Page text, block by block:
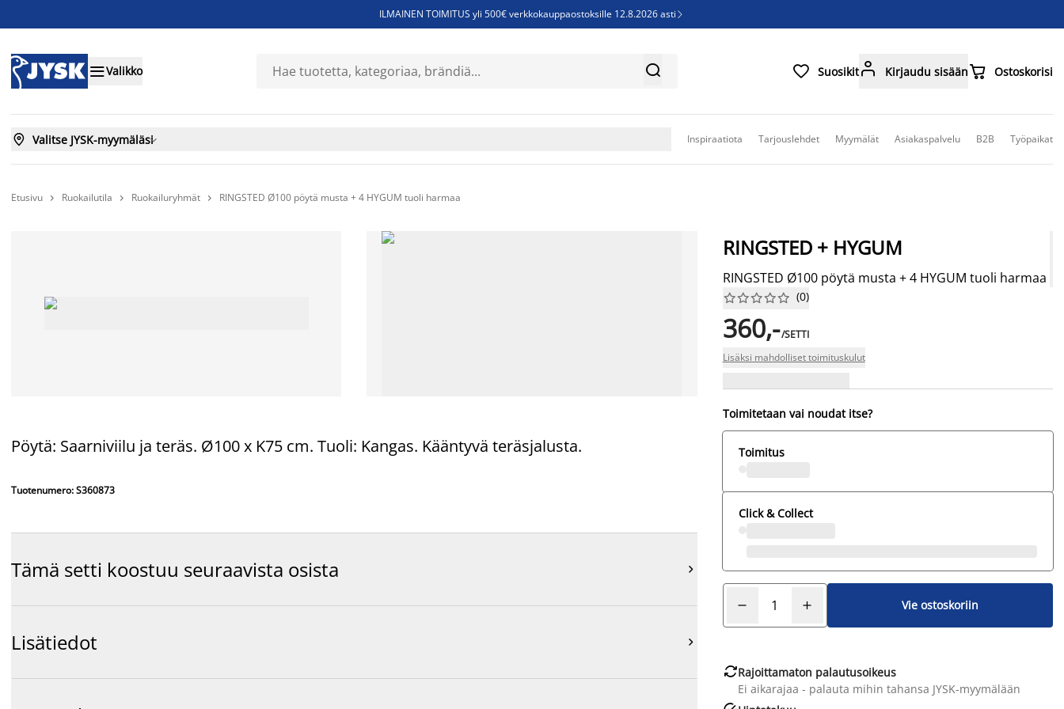
ILMAINEN TOIMITUS yli 500€ verkkokauppaostoksille 12.8.2026 asti 
Sijauspatjoja - Säästä jopa 60%
Valikko   Suosikit Kirjaudu sisään Ostoskorisi
 Valitse JYSK-myymäläsi Inspiraatiota Tarjouslehdet Myymälät Asiakaspalvelu B2B Työpaikat
Etusivu  Ruokailutila  Ruokailuryhmät  RINGSTED Ø100 pöytä musta + 4 HYGUM tuoli harmaa
Pöytä: Saarniviilu ja teräs. Ø100 x K75 cm. Tuoli: Kangas. Kääntyvä teräsjalusta.
Tuotenumero: S360873
Tämä setti koostuu seuraavista osista 
Lisätiedot 
RINGSTED + HYGUM
RINGSTED Ø100 pöytä musta + 4 HYGUM tuoli harmaa





 (0)
360,-/SETTI
Lisäksi mahdolliset toimituskulut
Toimitetaan vai noudat itse?
Toimitus
Click & Collect
Vie ostoskoriin
Rajoittamaton palautusoikeus
Ei aikarajaa - palauta mihin tahansa JYSK-myymälään